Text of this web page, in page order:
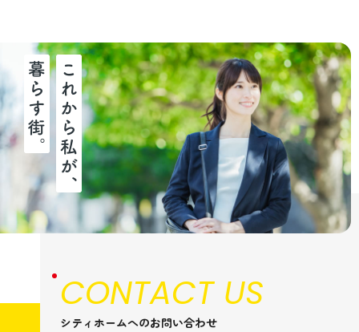
CONTACT US
シティホームへのお問い合わせ